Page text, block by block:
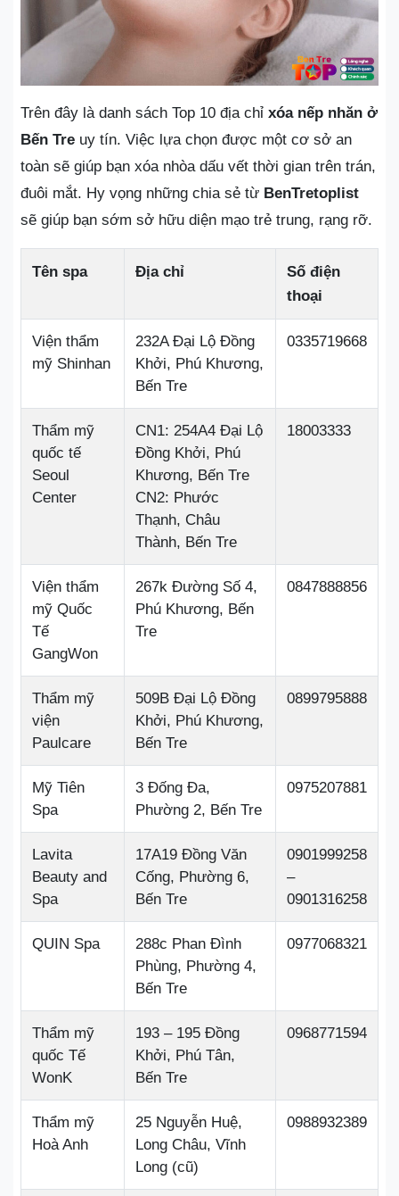
Trên đây là danh sách Top 10 địa chỉ xóa nếp nhăn ở
Bến Tre uy tín. Việc lựa chọn được một cơ sở an
toàn sẽ giúp bạn xóa nhòa dấu vết thời gian trên trán,
đuôi mắt. Hy vọng những chia sẻ từ BenTretoplist
sẽ giúp bạn sớm sở hữu diện mạo trẻ trung, rạng rỡ.
Tên spa Địa chỉ
Số điện
thoại
Viện thẩm
mỹ Shinhan
232A Đại Lộ Đồng
Khởi, Phú Khương,
Bến Tre
0335719668
Thẩm mỹ
quốc tế
Seoul
Center
CN1: 254A4 Đại Lộ
Đồng Khởi, Phú
Khương, Bến Tre
CN2: Phước
Thạnh, Châu
Thành, Bến Tre
18003333
Viện thẩm
mỹ Quốc
Tế
GangWon
267k Đường Số 4,
Phú Khương, Bến
Tre
0847888856
Thẩm mỹ
viện
Paulcare
509B Đại Lộ Đồng
Khởi, Phú Khương,
Bến Tre
0899795888
Mỹ Tiên
Spa
3 Đống Đa,
Phường 2, Bến Tre
0975207881
Lavita
Beauty and
Spa
17A19 Đồng Văn
Cống, Phường 6,
Bến Tre
0901999258
–
0901316258
QUIN Spa
288c Phan Đình
Phùng, Phường 4,
Bến Tre
0977068321
Thẩm mỹ
quốc Tế
WonK
193 – 195 Đồng
Khởi, Phú Tân,
Bến Tre
0968771594
Thẩm mỹ
Hoà Anh
25 Nguyễn Huệ,
Long Châu, Vĩnh
Long (cũ)
0988932389